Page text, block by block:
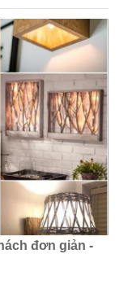
nó, bạn cần phải
cư siêu mê mà
đơn giản -